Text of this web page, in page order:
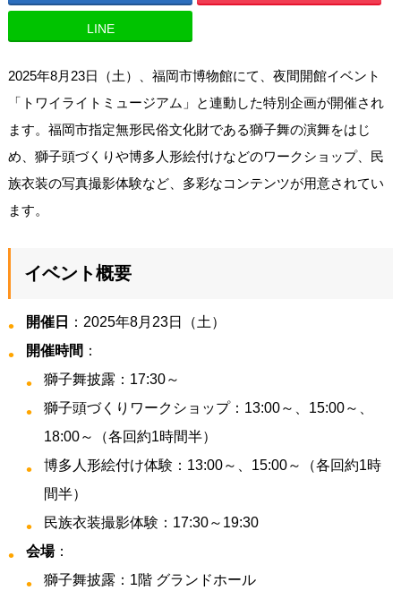
LINE
2025年8月23日（土）、福岡市博物館にて、夜間開館イベント
「トワイライトミュージアム」と連動した特別企画が開催され
ます。福岡市指定無形民俗文化財である獅子舞の演舞をはじ
め、獅子頭づくりや博多人形絵付けなどのワークショップ、民
族衣装の写真撮影体験など、多彩なコンテンツが用意されてい
ます。
イベント概要
開催日
：2025年8月23日（土）
開催時間 ：
獅子舞披露：17:30～
獅子頭づくりワークショップ：13:00～、15:00～、
18:00～（各回約1時間半）
博多人形絵付け体験：13:00～、15:00～（各回約1時
間半）
民族衣装撮影体験：17:30～19:30
会場：
獅子舞披露：1階 グランドホール